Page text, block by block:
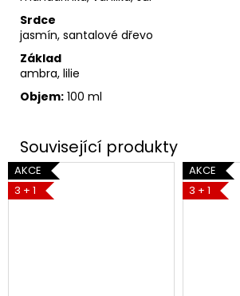
Srdce
jasmín, santalové dřevo
Základ
ambra, lilie
Objem: 100 ml
AKCE
3 + 1
AKCE
3 + 1